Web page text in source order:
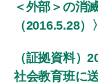
＜外部＞の消
（2016.5.28
（証拠資料）
社会教育班に